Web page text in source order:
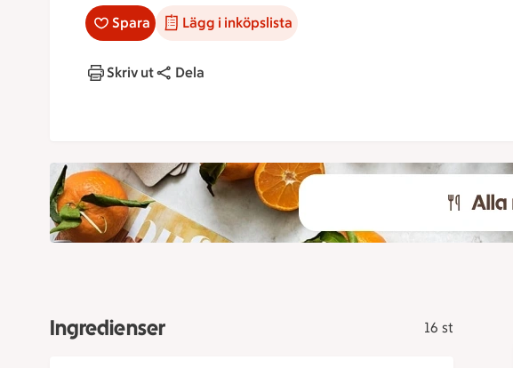
Spara Lägg i inköpslista
Skriv ut Dela
Ingredienser 16 st